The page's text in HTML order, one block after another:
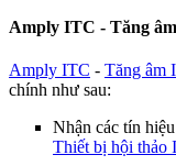
Amply ITC - Tăng
Amply ITC - Tăng âm
chính như sau:
Nhận các tín
Thiết bị hội thảo